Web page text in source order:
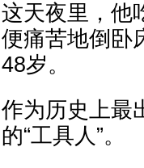
这天夜里，
便痛苦地倒卧
48岁。
作为历史上最
的“工具人”。